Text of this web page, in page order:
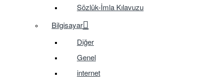
Sözlük-İmla Kılavuzu
Bilgisayar
Diğer
Genel
internet